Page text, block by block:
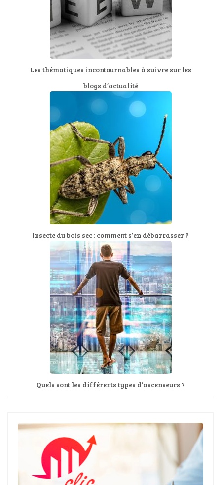
Les thématiques incontournables à suivre sur les
blogs d’actualité
Insecte du bois sec : comment s’en débarrasser ?
Quels sont les différents types d’ascenseurs ?